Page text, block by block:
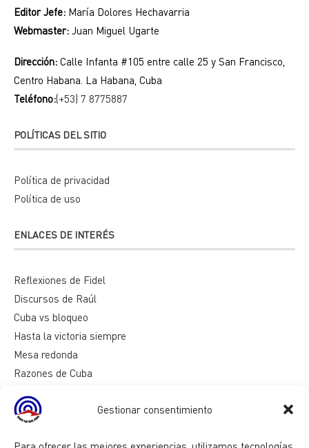
Gestionar consentimiento
Editor Jefe: María Dolores Hechavarria
Webmaster: Juan Miguel Ugarte
Dirección: Calle Infanta #105 entre calle 25 y San Francisco,
Centro Habana. La Habana, Cuba
Teléfono:(+53) 7 8775887
POLÍTICAS DEL SITIO
Política de privacidad
Política de uso
ENLACES DE INTERÉS
Reflexiones de Fidel
Discursos de Raúl
Cuba vs bloqueo
Hasta la victoria siempre
Mesa redonda
Razones de Cuba